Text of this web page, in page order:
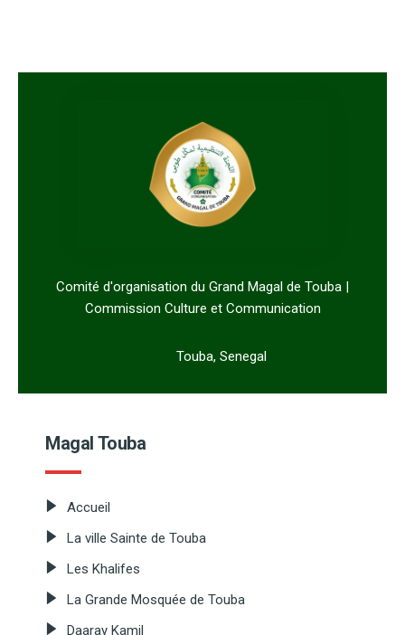
Comité d'organisation du Grand Magal de Touba |
Commission Culture et Communication
Touba, Senegal
Magal Touba
Accueil
La ville Sainte de Touba
Les Khalifes
La Grande Mosquée de Touba
Daaray Kamil